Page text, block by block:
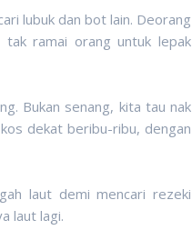
lubuk dan bot lain. Deorang
ramai orang untuk lepak
Bukan senang, kita tau nak
dekat beribu-ribu, dengan
laut demi mencari rezeki
laut lagi.